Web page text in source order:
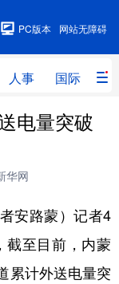
网站无障碍
PC版本
人事 国际 财
人事
体育
军事
电量突破
华网
安路蒙）记者4
截至目前，内蒙
累计外送电量突